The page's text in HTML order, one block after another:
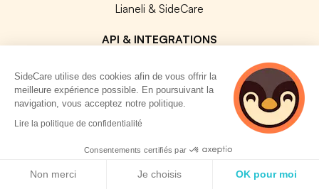
Lianeli & SideCare
API & INTEGRATIONS
Les SIRH / Systèmes de paie connectés
A PROPOS
Se connecter
Centre d'aide
SideCare utilise des cookies afin de vous offrir la
meilleure expérience possible. En poursuivant la
navigation, vous acceptez notre politique.
Lire la politique de confidentialité
Consentements certifiés par
Non merci Je choisis OK pour moi
2 personnes
consultent
actuellement cette